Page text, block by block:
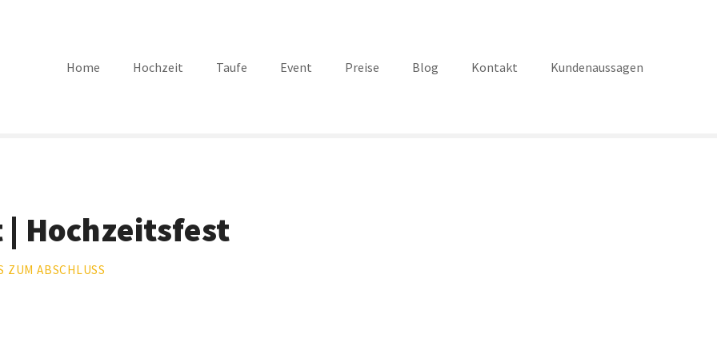
Home Hochzeit Taufe Event Preise Blog Kontakt Kundenaussagen
| Hochzeitsfest
ZUM ABSCHLUSS